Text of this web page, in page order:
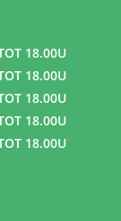
18.00U
18.00U
18.00U
18.00U
18.00U